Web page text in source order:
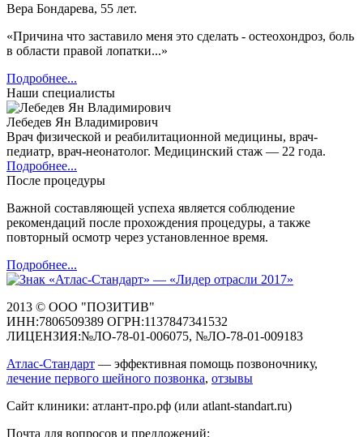
Вера Бондарева, 55 лет.
«Причина что заставило меня это сделать - остеохондроз, боль
в области правой лопатки...»
Подробнее...
Наши специалисты
Лебедев Ян Владимирович
Врач физической и реабилитационной медицины, врач-
педиатр, врач-неонатолог. Медицинский стаж — 22 года.
Подробнее...
После процедуры
Важной составляющей успеха является соблюдение
рекомендаций после прохождения процедуры, а также
повторный осмотр через установленное время.
Подробнее...
2013 © ООО "ПОЗИТИВ"
ИНН:7806509389 ОГРН:1137847341532
ЛИЦЕНЗИЯ:№ЛО-78-01-006075, №ЛО-78-01-009183
Атлас-Стандарт — эффективная помощь позвоночнику,
лечение первого шейного позвонка, отзывы
Сайт клиники: атлант-про.рф (или atlant-standart.ru)
Почта для вопросов и предложений: